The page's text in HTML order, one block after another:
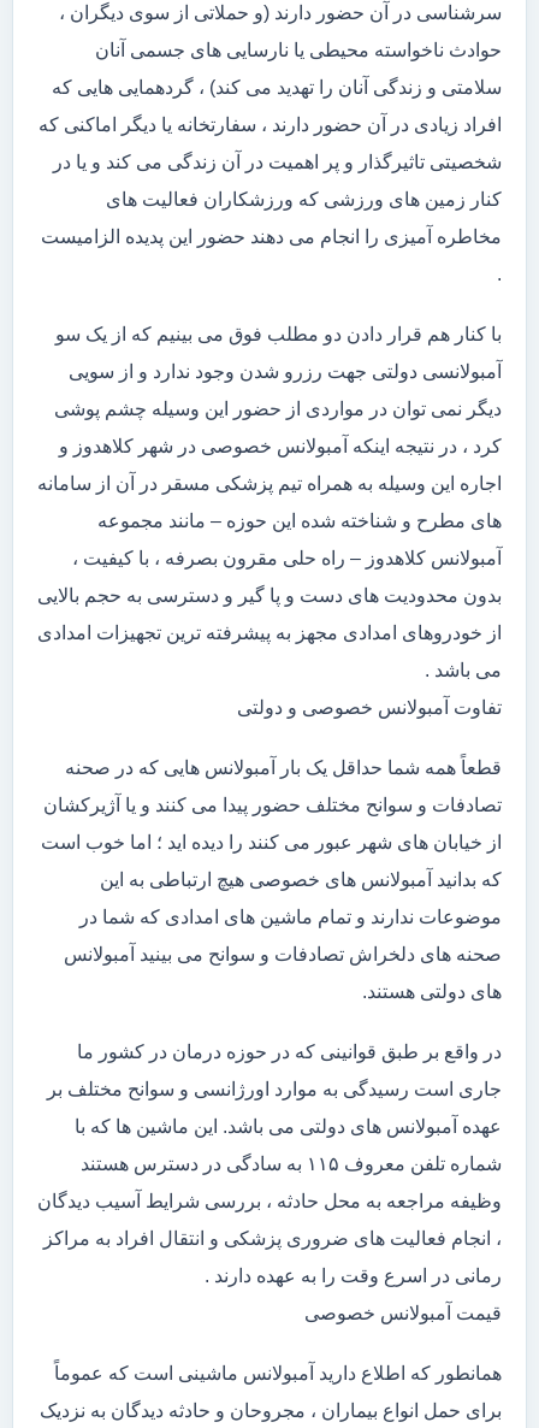
سرشناسی در آن حضور دارند (و حملاتی از سوی دیگران ،
حوادث ناخواسته محیطی یا نارسایی های جسمی آنان
سلامتی و زندگی آنان را تهدید می کند) ، گردهمایی هایی که
افراد زیادی در آن حضور دارند ، سفارتخانه یا دیگر اماکنی که
شخصیتی تاثیرگذار و پر اهمیت در آن زندگی می کند و یا در
کنار زمین های ورزشی که ورزشکاران فعالیت های
مخاطره آمیزی را انجام می دهند حضور این پدیده الزامیست
.
با کنار هم قرار دادن دو مطلب فوق می بینیم که از یک سو
آمبولانسی دولتی جهت رزرو شدن وجود ندارد و از سویی
دیگر نمی توان در مواردی از حضور این وسیله چشم پوشی
کرد ، در نتیجه اینکه آمبولانس خصوصی در شهر کلاهدوز و
اجاره این وسیله به همراه تیم پزشکی مسقر در آن از سامانه
های مطرح و شناخته شده این حوزه – مانند مجموعه
آمبولانس کلاهدوز – راه حلی مقرون بصرفه ، با کیفیت ،
بدون محدودیت های دست و پا گیر و دسترسی به حجم بالایی
از خودروهای امدادی مجهز به پیشرفته ترین تجهیزات امدادی
می باشد .
تفاوت آمبولانس خصوصی و دولتی
قطعاً همه شما حداقل یک بار آمبولانس هایی که در صحنه
تصادفات و سوانح مختلف حضور پیدا می کنند و یا آژیرکشان
از خیابان های شهر عبور می کنند را دیده اید ؛ اما خوب است
که بدانید آمبولانس های خصوصی هیچ ارتباطی به این
موضوعات ندارند و تمام ماشین های امدادی که شما در
صحنه های دلخراش تصادفات و سوانح می بینید آمبولانس
های دولتی هستند.
در واقع بر طبق قوانینی که در حوزه درمان در کشور ما
جاری است رسیدگی به موارد اورژانسی و سوانح مختلف بر
عهده آمبولانس های دولتی می باشد. این ماشین ها که با
شماره تلفن معروف ۱۱۵ به سادگی در دسترس هستند
وظیفه مراجعه به محل حادثه ، بررسی شرایط آسیب دیدگان
، انجام فعالیت های ضروری پزشکی و انتقال افراد به مراکز
رمانی در اسرع وقت را به عهده دارند .
قیمت آمبولانس خصوصی
همانطور که اطلاع دارید آمبولانس ماشینی است که عموماً
برای حمل انواع بیماران ، مجروحان و حادثه دیدگان به نزدیک